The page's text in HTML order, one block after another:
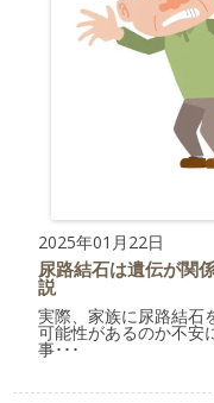
2025年01月22日
尿路結石は遺伝が関
説
実際、家族に尿路結石
可能性があるのか不安
事･･･